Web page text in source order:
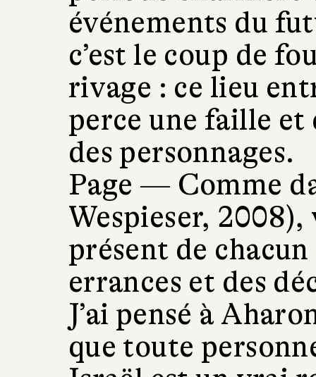
événements du
c’est le coup de
rivage : ce lieu
perce une faille et
des personnages.
Page — Comme
Wespieser,
présent de
errances et des
J’ai pensé à
que toute